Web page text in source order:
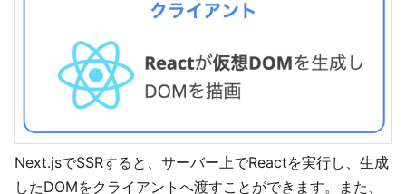
Next.jsでSSRすると、サーバー上でReactを実行し、生成
したDOMをクライアントへ渡すことができます。また、